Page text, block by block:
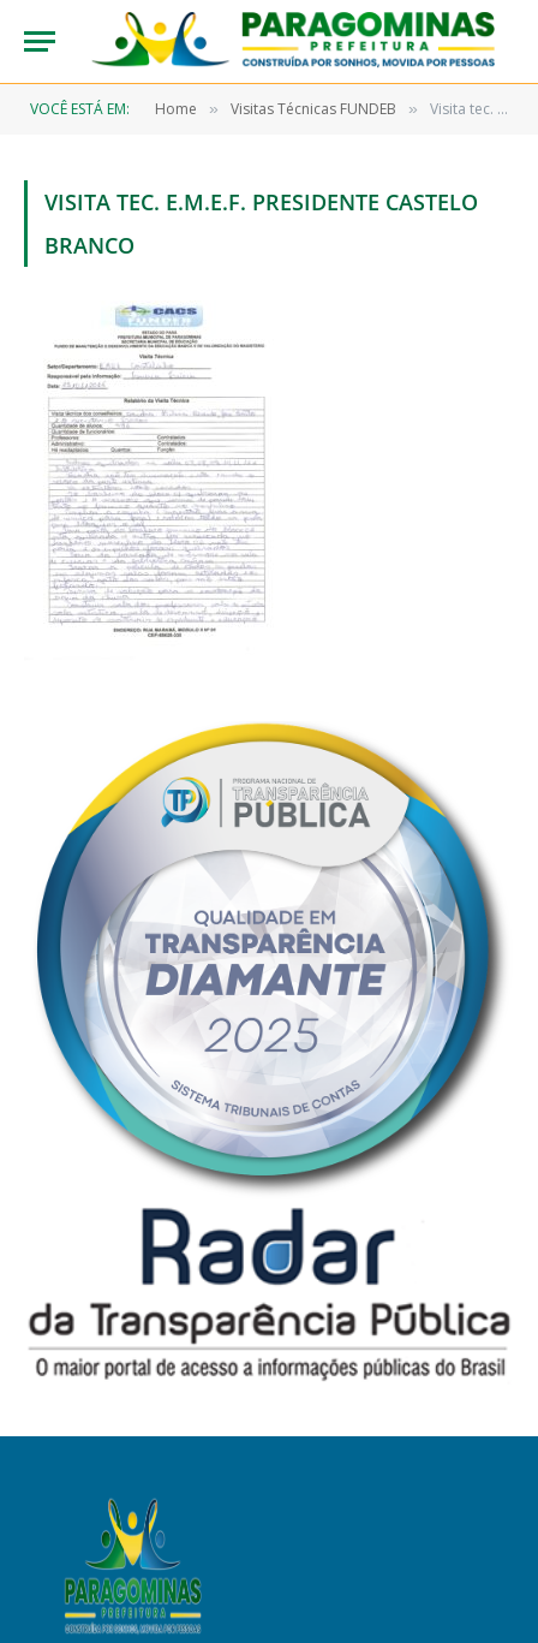
VOCÊ ESTÁ EM: Home » Visitas Técnicas FUNDEB » Visita tec. E.M.E.F. Presidente Castelo Branco
VISITA TEC. E.M.E.F. PRESIDENTE CASTELO
BRANCO